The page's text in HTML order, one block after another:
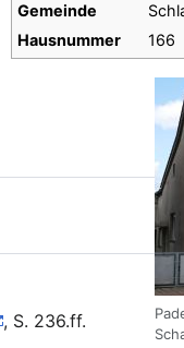
Gemeinde
Hausnummer
166
, S. 236.ff.